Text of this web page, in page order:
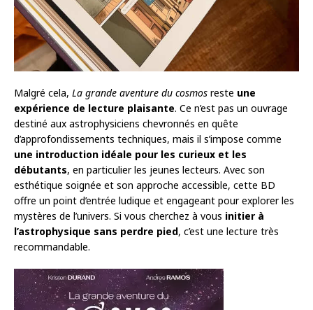
Malgré cela, La grande aventure du cosmos reste une
expérience de lecture plaisante. Ce n’est pas un ouvrage
destiné aux astrophysiciens chevronnés en quête
d’approfondissements techniques, mais il s’impose comme
une introduction idéale pour les curieux et les
débutants, en particulier les jeunes lecteurs. Avec son
esthétique soignée et son approche accessible, cette BD
offre un point d’entrée ludique et engageant pour explorer les
mystères de l’univers. Si vous cherchez à vous initier à
l’astrophysique sans perdre pied, c’est une lecture très
recommandable.